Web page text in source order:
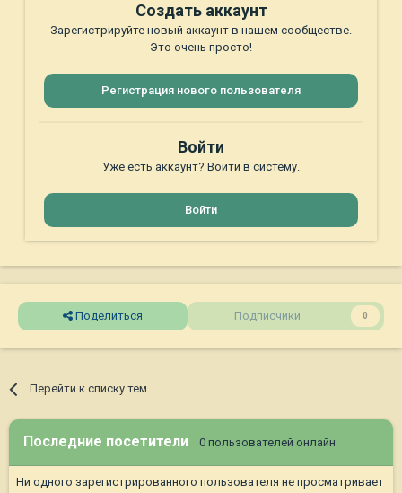
Создать аккаунт
Зарегистрируйте новый аккаунт в нашем сообществе.
Это очень просто!
Регистрация нового пользователя
Войти
Уже есть аккаунт? Войти в систему.
Войти
Поделиться Подписчики 0
Перейти к списку тем
Последние посетители 0 пользователей онлайн
Ни одного зарегистрированного пользователя не просматривает